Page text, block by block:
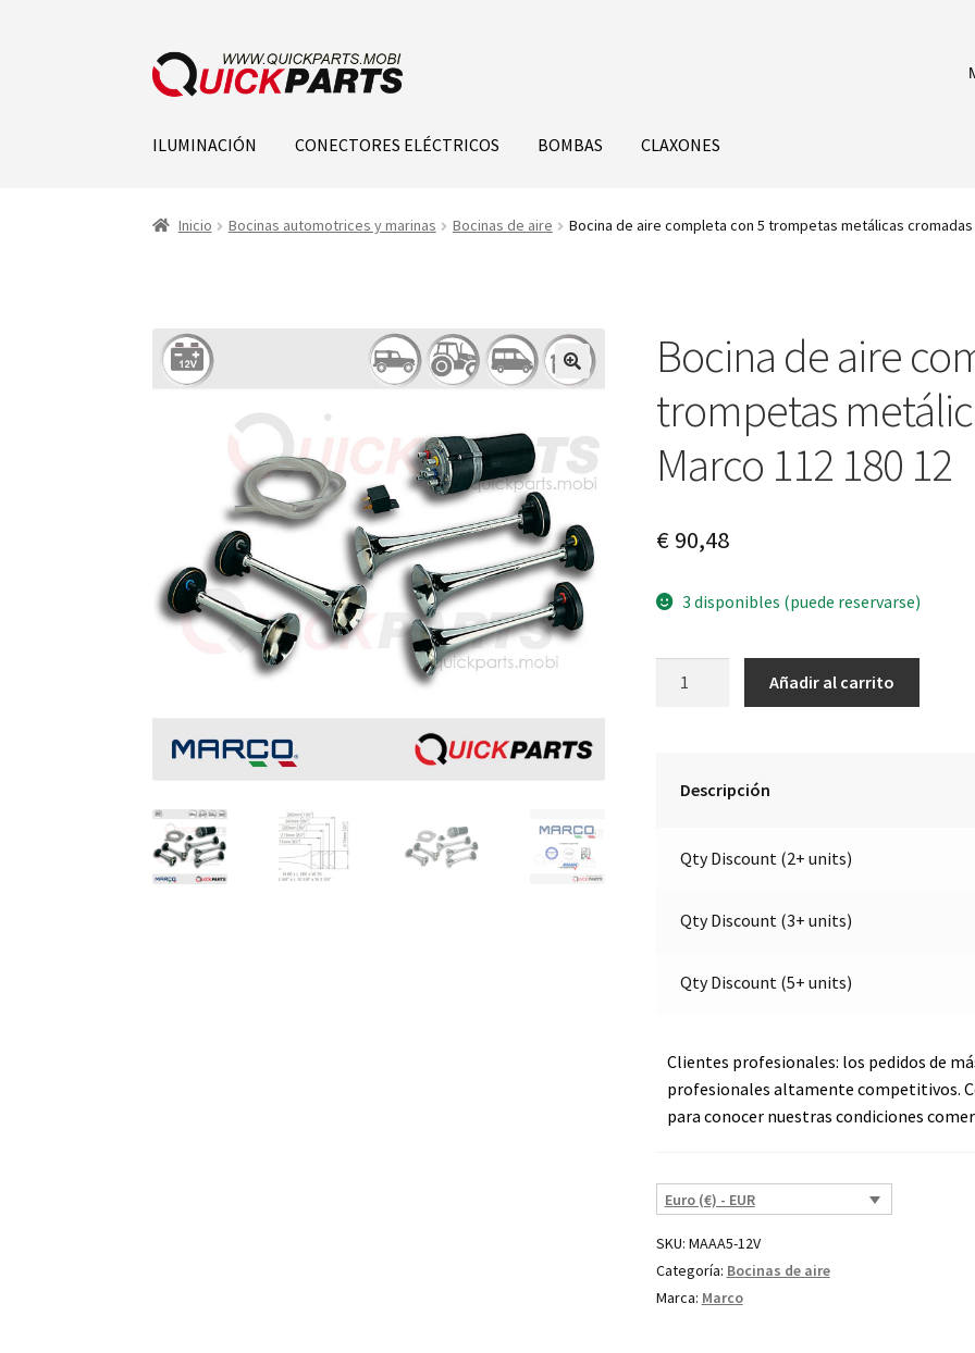
ILUMINACIÓN CONECTORES ELÉCTRICOS BOMBAS CLAXONES
Inicio Bocinas automotrices y marinas Bocinas de aire Bocina de aire completa con 5 trompetas metálicas cromadas
Bocina de aire
trompetas
Marco 112 180 12
€90,48
3 disponibles (puede reservarse)
metálicas
Marco
cantidad
Añadir al carrito
Descripción
Qty Discount (2+ units)
Qty Discount (3+ units)
Qty Discount (5+ units)
Clientes profesionales: los pedidos de
profesionales altamente competitivos.
para conocer nuestras condiciones
Euro (€) - EUR
SKU: MAAA5-12V
Categoría: Bocinas de aire
Marca: Marco